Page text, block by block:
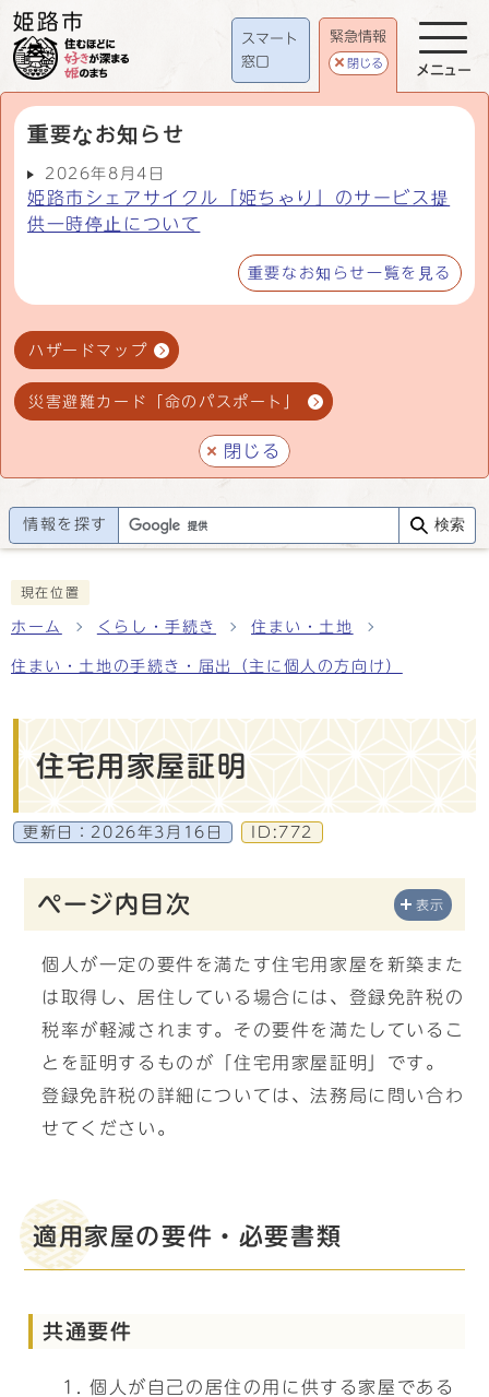
スマート
窓口
緊急情報
閉じる
重要なお知らせ
2026年8月4日
姫路市シェアサイクル「姫ちゃり」のサービス提
供一時停止について
重要なお知らせ一覧を見る
ハザードマップ
災害避難カード「命のパスポート」
閉じる
メニュー
情報を探す 検索
現在位置
ホーム くらし・手続き 住まい・土地
住まい・土地の手続き・届出（主に個人の方向け）
住宅用家屋証明
更新日： 2026年3月16日 ID:772
ページ内目次 表示
個人が一定の要件を満たす住宅用家屋を新築また
は取得し、居住している場合には、登録免許税の
税率が軽減されます。その要件を満たしているこ
とを証明するものが「住宅用家屋証明」です。
登録免許税の詳細については、法務局に問い合わ
せてください。
適用家屋の要件・必要書類
共通要件
個人が自己の居住の用に供する家屋である